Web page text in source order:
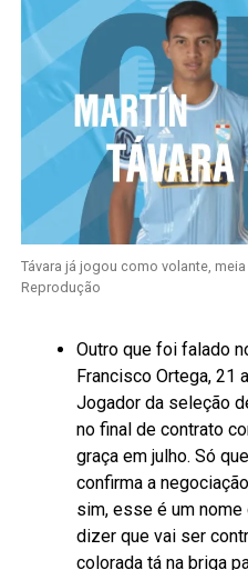
Távara já jogou como volante,
Reprodução
Outro que foi falado
Francisco Ortega, 21
Jogador da seleção
no final de contrato
graça em julho. Só
confirma a
sim, esse é um nome
dizer que vai ser
colorada tá na briga